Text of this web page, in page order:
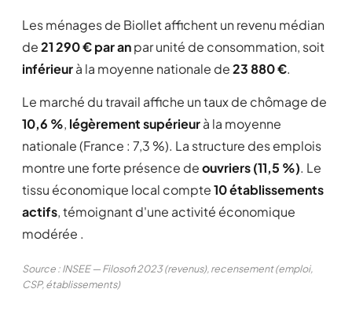
Les ménages de Biollet affichent un revenu médian
de21 290 € par anpar unité de consommation, soit
inférieurà la moyenne nationale de23 880 €.
Le marché du travail affiche un taux de chômage de
10,6 %, légèrement supérieurà la moyenne
nationale (France : 7,3 %). La structure des emplois
montre une forte présence deouvriers (11,5 %). Le
tissu économique local compte10 établissements
actifs, témoignant d'une activité économique
modérée .
Source : INSEE — Filosofi 2023 (revenus), recensement (emploi,
CSP, établissements)